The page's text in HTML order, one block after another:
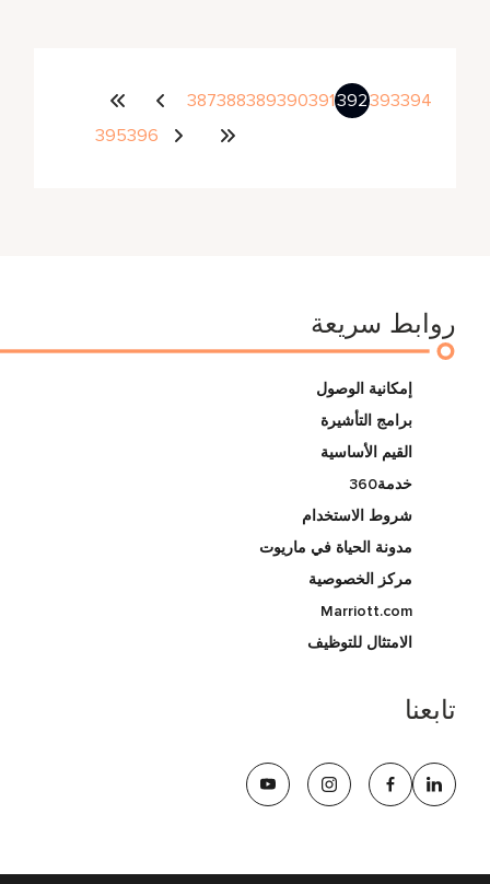
387388389390391392393394
395396
روابط سريعة
إمكانية الوصول
برامج التأشيرة
القيم الأساسية
خدمة360
شروط الاستخدام
مدونة الحياة في ماريوت
مركز الخصوصية
Marriott.com
الامتثال للتوظيف
تابعنا